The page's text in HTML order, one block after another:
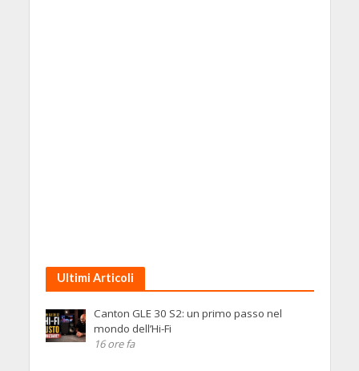
Ultimi Articoli
Canton GLE 30 S2: un primo passo nel
mondo dell’Hi-Fi
16 ore fa